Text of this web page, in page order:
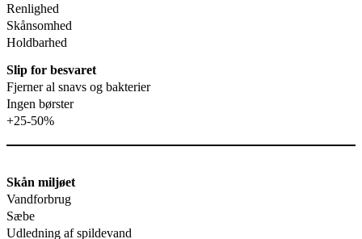
Renlighed
Skånsomhed
Holdbarhed
Slip for besvaret
Fjerner al snavs og bakterier
Ingen børster
+25-50%
Skån miljøet
Vandforbrug
Sæbe
Udledning af spildevand